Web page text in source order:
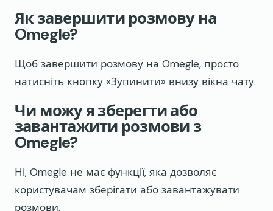
Як завершити розмову на
Omegle?
Щоб завершити розмову на Omegle, просто
натисніть кнопку «Зупинити» внизу вікна чату.
Чи можу я зберегти або
завантажити розмови з
Omegle?
Ні, Omegle не має функції, яка дозволяє
користувачам зберігати або завантажувати
розмови.